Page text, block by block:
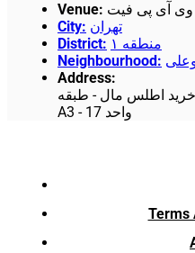
Venue: وی آی پی فیت
City: تهران
District:
منطقه ۱
Neighbourhood :
Address:
خرید اطلس مال - طبقه
A3 - واحد 17
Terms